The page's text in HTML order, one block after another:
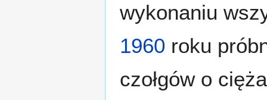
wykonaniu
1960 roku
czołgów o